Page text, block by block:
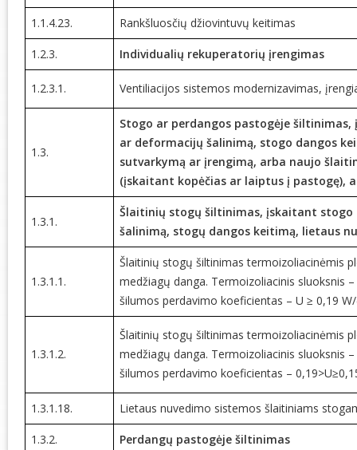
1.1.4.23. Rankšluosčių džiovintuvų keitimas
1.2.3. Individualių rekuperatorių įrengimas
1.2.3.1. Ventiliacijos sistemos modernizavimas,
1.3.
Stogo ar perdangos pastogėje
ar deformacijų šalinimą, stogo dangos
sutvarkymą ar įrengimą, arba naujo
(įskaitant kopėčias ar laiptus į pastogę),
1.3.1.
Šlaitinių stogų šiltinimas, įskaitant
šalinimą, stogų dangos keitimą, lietaus
1.3.1.1.
Šlaitinių stogų šiltinimas termoizoliacinėmis
medžiagų danga. Termoizoliacinis sluoksnis
šilumos perdavimo koeficientas – U ≥ 0,19 W/
1.3.1.2.
Šlaitinių stogų šiltinimas termoizoliacinėmis
medžiagų danga. Termoizoliacinis sluoksnis
šilumos perdavimo koeficientas –
1.3.1.18. Lietaus nuvedimo sistemos šlaitiniams
1.3.2. Perdangų pastogėje šiltinimas